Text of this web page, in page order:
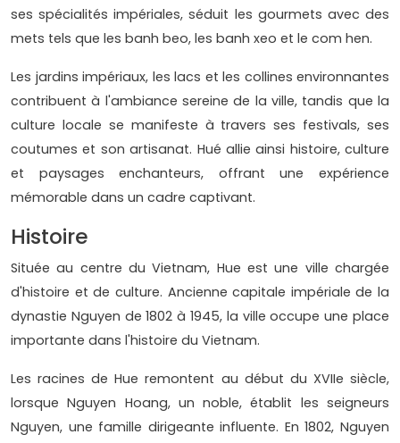
ses spécialités impériales, séduit les gourmets avec des
mets tels que les banh beo, les banh xeo et le com hen.
Les jardins impériaux, les lacs et les collines environnantes
contribuent à l'ambiance sereine de la ville, tandis que la
culture locale se manifeste à travers ses festivals, ses
coutumes et son artisanat. Hué allie ainsi histoire, culture
et paysages enchanteurs, offrant une expérience
mémorable dans un cadre captivant.
Histoire
Située au centre du Vietnam, Hue est une ville chargée
d'histoire et de culture. Ancienne capitale impériale de la
dynastie Nguyen de 1802 à 1945, la ville occupe une place
importante dans l'histoire du Vietnam.
Les racines de Hue remontent au début du XVIIe siècle,
lorsque Nguyen Hoang, un noble, établit les seigneurs
Nguyen, une famille dirigeante influente. En 1802, Nguyen